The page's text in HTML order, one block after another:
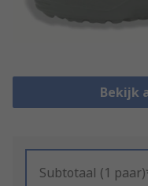
Bekijk
Subtotaal (1